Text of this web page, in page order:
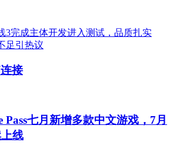
接
Pass七月新增多款中文游戏，7月
线